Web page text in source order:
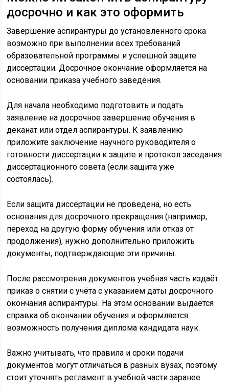
досрочно и как это оформить
Завершение аспирантуры до установленного срока
возможно при выполнении всех требований
образовательной программы и успешной защите
диссертации. Досрочное окончание оформляется на
основании приказа учебного заведения.
Для начала необходимо подготовить и подать
заявление на досрочное завершение обучения в
деканат или отдел аспирантуры. К заявлению
приложите заключение научного руководителя о
готовности диссертации к защите и протокол заседания
диссертационного совета (если защита уже
состоялась).
Если защита диссертации не проведена, но есть
основания для досрочного прекращения (например,
переход на другую форму обучения или отказ от
продолжения), нужно дополнительно приложить
документы, подтверждающие эти причины.
После рассмотрения документов учебная часть издаёт
приказ о снятии с учёта с указанием даты досрочного
окончания аспирантуры. На этом основании выдаётся
справка об окончании обучения и оформляется
возможность получения диплома кандидата наук.
Важно учитывать, что правила и сроки подачи
документов могут отличаться в разных вузах, поэтому
стоит уточнять регламент в учебной части заранее.